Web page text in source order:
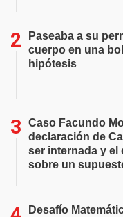
Paseaba a su
cuerpo en una
hipótesis
Caso Facundo
declaración de
ser internada y el
sobre un
Desafío